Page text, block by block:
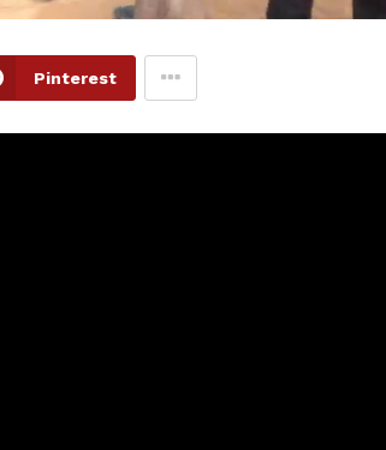
Pinterest